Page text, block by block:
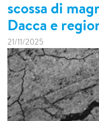
scossa di
Dacca e
21/11/2025